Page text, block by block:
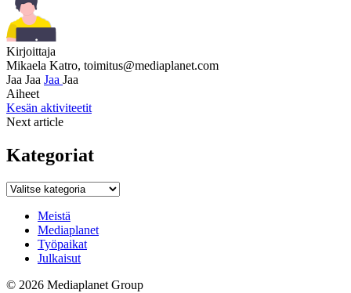
Kirjoittaja
Mikaela Katro, toimitus@mediaplanet.com
Jaa Jaa Jaa Jaa
Aiheet
Kesän aktiviteetit
Next article
Kategoriat
Kategoriat
Meistä
Mediaplanet
Työpaikat
Julkaisut
© 2026 Mediaplanet Group